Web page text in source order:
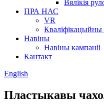
Вялікія
ПРА НАС
VR
Кваліфікацыйны
Навіны
Навіны кампаніі
Кантакт
English
Пластыкавы